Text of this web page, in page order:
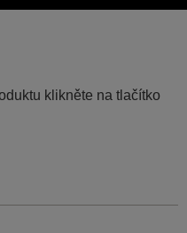
klikněte na tlačítko